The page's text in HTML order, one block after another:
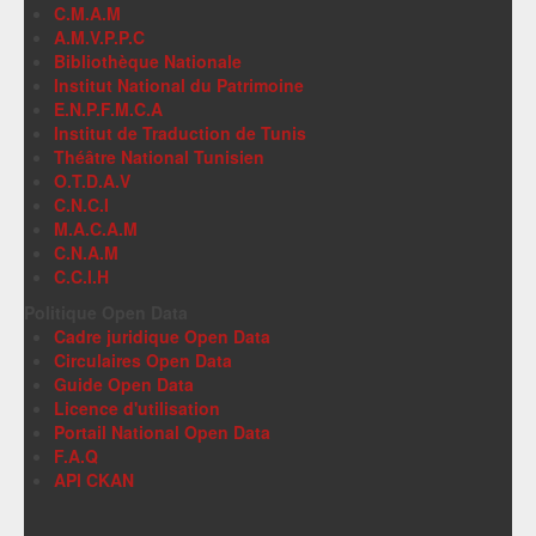
C.M.A.M
A.M.V.P.P.C
Bibliothèque Nationale
Institut National du Patrimoine
E.N.P.F.M.C.A
Institut de Traduction de Tunis
Théâtre National Tunisien
O.T.D.A.V
C.N.C.I
M.A.C.A.M
C.N.A.M
C.C.I.H
Cadre juridique Open Data
Circulaires Open Data
Guide Open Data
Licence d'utilisation
Portail National Open Data
F.A.Q
API CKAN